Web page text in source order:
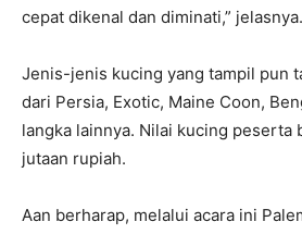
cepat dikenal dan diminati,” jelasnya.
Jenis-jenis kucing yang tampil pun
dari Persia, Exotic, Maine Coon,
langka lainnya. Nilai kucing peserta
jutaan rupiah.
Aan berharap, melalui acara ini